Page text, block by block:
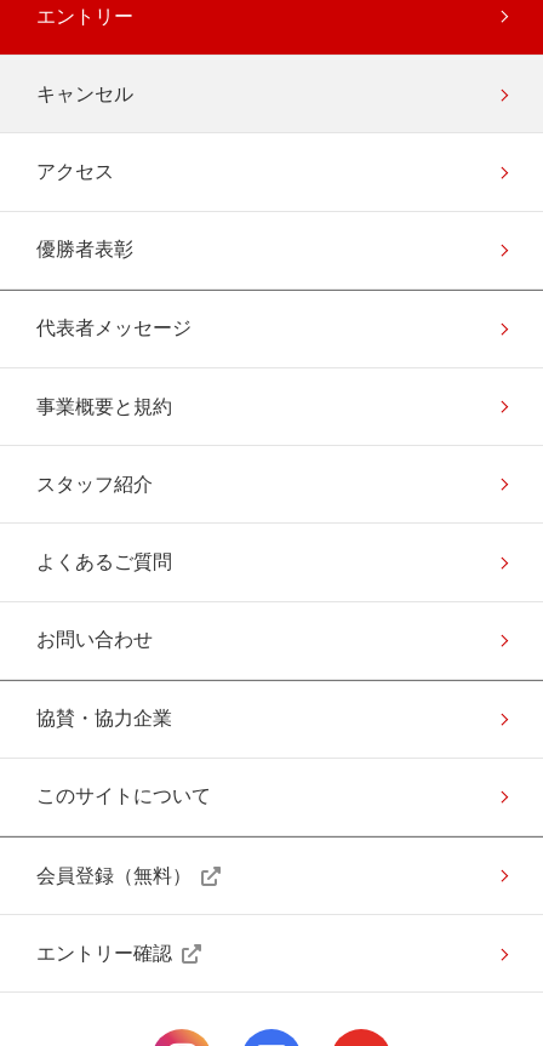
エントリー
キャンセル
アクセス
優勝者表彰
代表者メッセージ
事業概要と規約
スタッフ紹介
よくあるご質問
お問い合わせ
協賛・協力企業
このサイトについて
会員登録（無料）
エントリー確認